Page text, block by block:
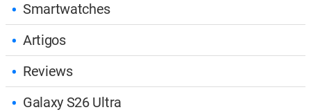
Smartwatches
Artigos
Reviews
Galaxy S26 Ultra